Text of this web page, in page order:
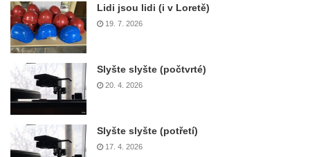
Lidi jsou lidi (i v Loretě)
19. 7. 2026
Slyšte slyšte (počtvrté)
20. 4. 2026
Slyšte slyšte (potřetí)
17. 4. 2026